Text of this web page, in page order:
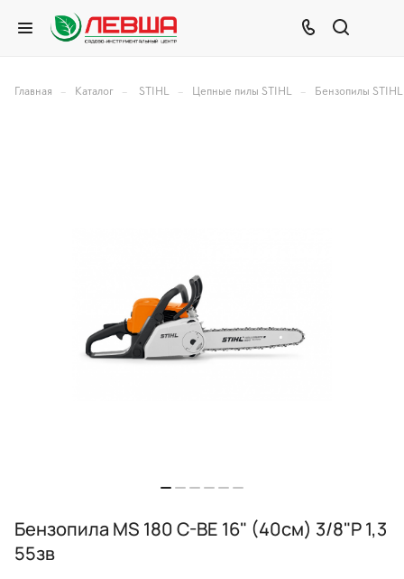
Главная – Каталог – STIHL – Цепные пилы STIHL – Бензопилы STIHL
Бензопила MS 180 C-BE 16" (40см) 3/8"P 1,3
55зв